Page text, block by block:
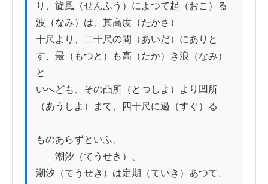
り、旋風（せんふう）によつて起（おこ）る
波（なみ）は、其高度（たかさ）
十尺より、二十尺の間（あいだ）にありと
す、最（もつと）も高（たか）き浪（なみ）
と
いへども、その凸所（とつしよ）より凹所
（あうしよ）まて、四十尺に過（すぐ）る
ものあらずといふ、
潮汐（てうせき）、
潮汐（てうせき）は定期（ていき）あつて、